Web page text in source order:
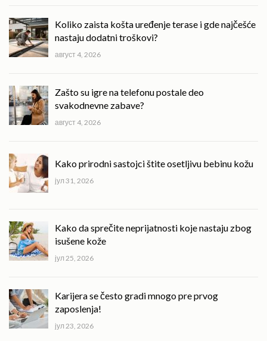
Koliko zaista košta uređenje terase i gde najčešće
nastaju dodatni troškovi?
август 4, 2026
Zašto su igre na telefonu postale deo
svakodnevne zabave?
август 4, 2026
Kako prirodni sastojci štite osetljivu bebinu kožu
јул 31, 2026
Kako da sprečite neprijatnosti koje nastaju zbog
isušene kože
јул 25, 2026
Karijera se često gradi mnogo pre prvog
zaposlenja!
јул 23, 2026